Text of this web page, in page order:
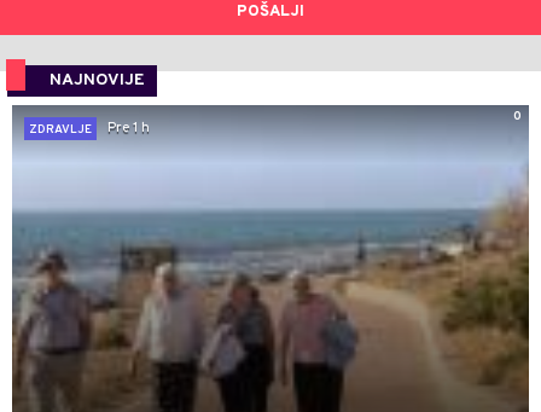
POŠALJI
NAJNOVIJE
0
ZDRAVLJE
Pre 1 h